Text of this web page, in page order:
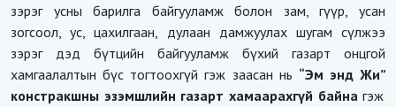
зэрэг усны барилга байгууламж болон зам, гүүр, усан
зогсоол, ус, цахилгаан, дулаан дамжуулах шугам сүлжээ
зэрэг дэд бүтцийн байгууламж бүхий газарт онцгой
хамгаалалтын бүс тогтоохгүй гэж заасан нь “Эм энд Жи”
констракшны эзэмшлийн газарт хамаарахгүй байнагэж